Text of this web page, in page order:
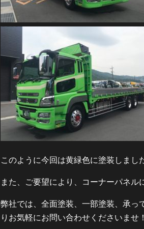
このように今回は黄緑色に塗装しまし
また、ご要望により、コーナーパネ
弊社では、全面塗装、一部塗装、承っ
りお気軽にお問い合わせくださいませ